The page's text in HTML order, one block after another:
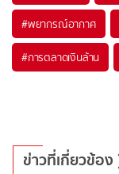
#พยากรณ์อากาศ
#การตลาดเงินล้าน
ข่าวที่เกี่ยวข้อง